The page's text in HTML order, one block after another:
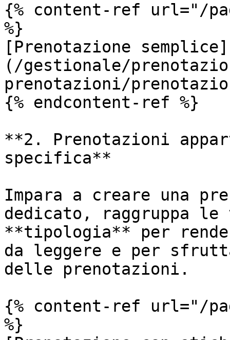
{% content-ref url="/
%}
[Prenotazione semplice]
(/gestionale/
prenotazioni/
{% endcontent-ref %}
**2. Prenotazioni
specifica**
Impara a creare una
dedicato, raggruppa
**tipologia** per
da leggere e per
delle prenotazioni.
{% content-ref url="/
%}